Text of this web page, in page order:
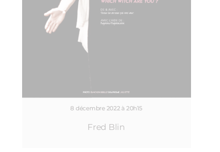
8 décembre 2022 à 20h15
Fred Blin